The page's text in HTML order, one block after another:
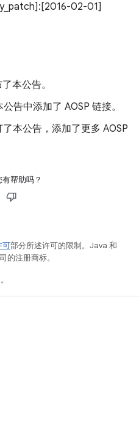
02-01]
本公告。
告中添加了 AOSP 链接。
本公告，添加了更多 AOSP
帮助吗？
可部分所述许可的限制。Java 和
的注册商标。